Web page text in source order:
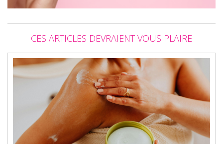
CES ARTICLES DEVRAIENT VOUS PLAIRE